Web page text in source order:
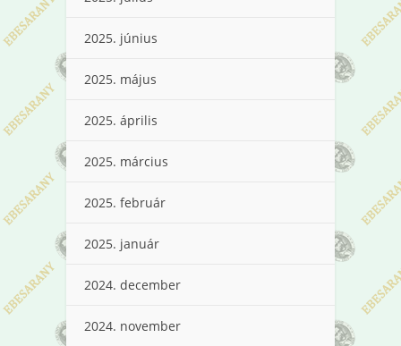
2025. június
2025. május
2025. április
2025. március
2025. február
2025. január
2024. december
2024. november